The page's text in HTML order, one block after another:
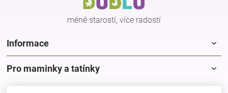
méně starostí, více radostí
Informace
Pro maminky a tatínky